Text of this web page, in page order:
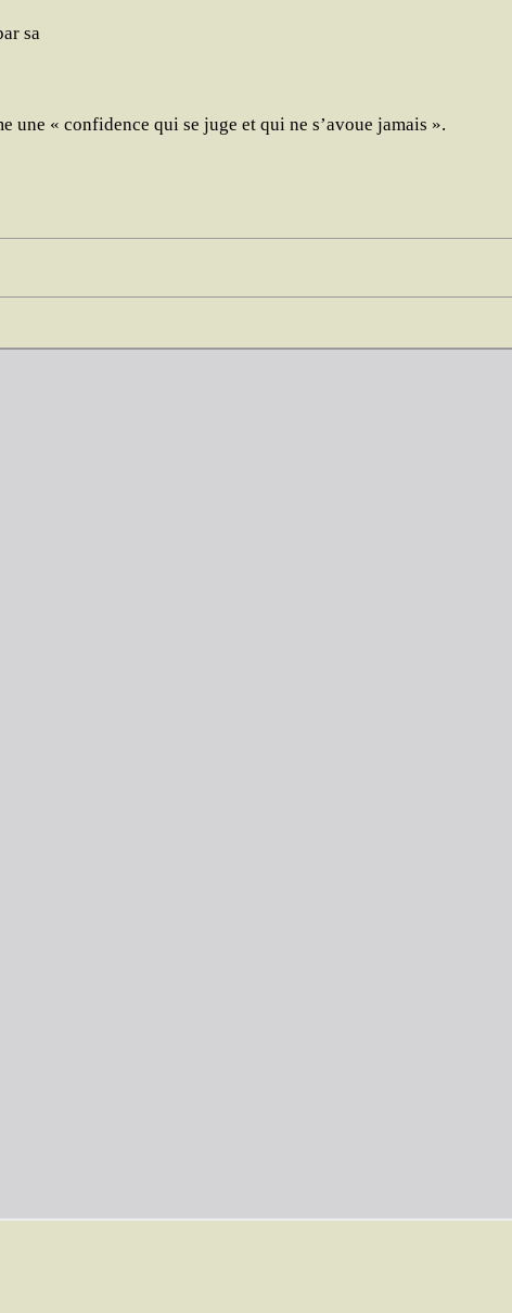
sa
une « confi­dence qui se juge et qui ne s’avoue jamais ».